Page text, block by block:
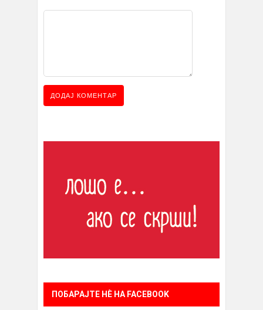
ПОБАРАЈТЕ НÈ НА FACEBOOK